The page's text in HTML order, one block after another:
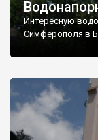
Интересную
Симферополя в